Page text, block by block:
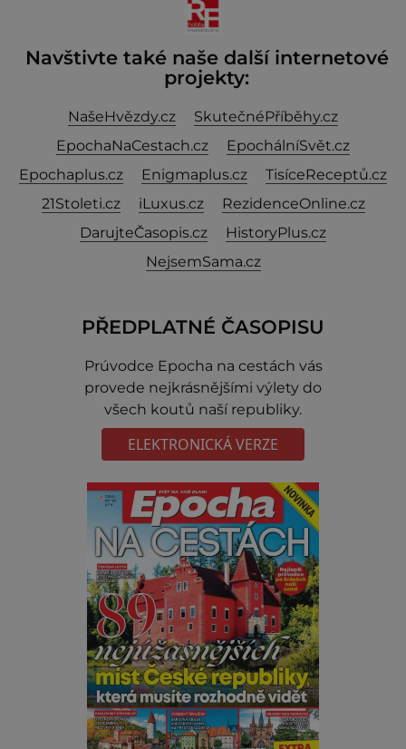
Navštivte také naše další internetové
projekty:
NašeHvězdy.cz
SkutečnéPříběhy.cz
EpochaNaCestach.cz
EpochálníSvět.cz
Epochaplus.cz
Enigmaplus.cz
TisíceReceptů.cz
21Stoleti.cz
iLuxus.cz
RezidenceOnline.cz
DarujteČasopis.cz
HistoryPlus.cz
NejsemSama.cz
PŘEDPLATNÉ ČASOPISU
Prúvodce Epocha na cestách vás
provede nejkrásnějšími výlety do
všech koutů naší republiky.
ELEKTRONICKÁ VERZE